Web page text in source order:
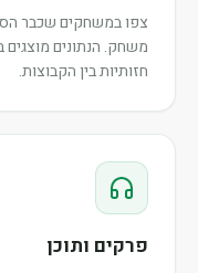
צפו במשחקים שכבר
משחק. הנתונים
חזותיות בין הקבוצות.
פרקים ותוכן